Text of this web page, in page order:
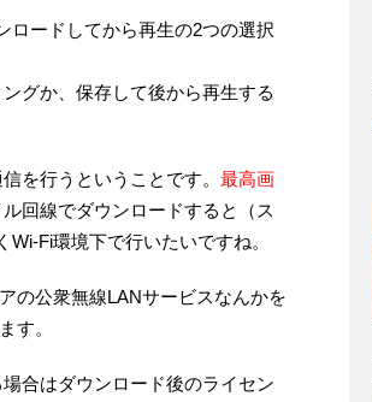
ロードしてから再生の2つの選択
グか、保存して後から再生する
を行うということです。 最高画
回線でダウンロードすると（ス
Fi環境下で行いたいですね。
の公衆無線LANサービスなんかを
す。
合はダウンロード後のライセン